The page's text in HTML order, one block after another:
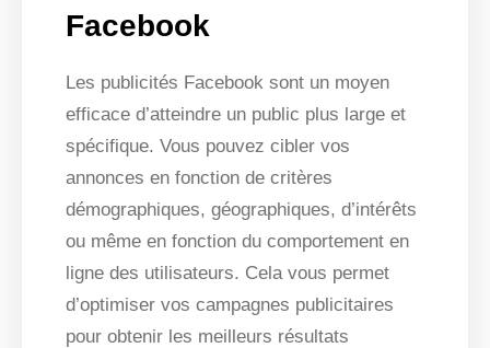
Facebook
Les publicités Facebook sont un moyen
efficace d’atteindre un public plus large et
spécifique. Vous pouvez cibler vos
annonces en fonction de critères
démographiques, géographiques, d’intérêts
ou même en fonction du comportement en
ligne des utilisateurs. Cela vous permet
d’optimiser vos campagnes publicitaires
pour obtenir les meilleurs résultats